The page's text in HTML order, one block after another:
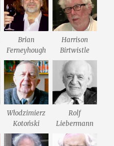
Brian
Ferneyhough
Harrison
Birtwistle
Włodzimierz
Kotoński
Rolf
Liebermann